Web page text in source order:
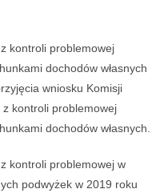
kontroli problemowej
dochodów własnych
wniosku Komisji
z kontroli problemowej
dochodów własnych.
kontroli problemowej w
podwyżek w 2019 roku